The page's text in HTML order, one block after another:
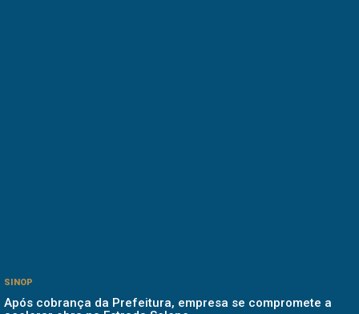
SINOP
Após cobrança da Prefeitura, empresa se compromete a